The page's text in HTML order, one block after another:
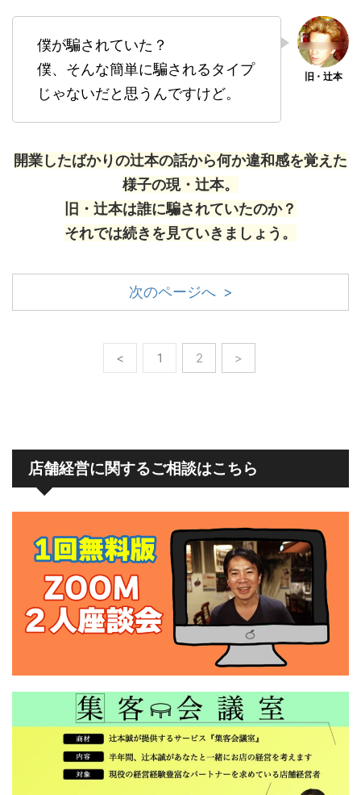
僕が騙されていた？
僕、そんな簡単に騙されるタイプ
じゃないだと思うんですけど。
開業したばかりの辻本の話から何か違和感を覚えた
様子の現・辻本。
旧・辻本は誰に騙されていたのか？
それでは続きを見ていきましょう。
次のページへ >
< 1 2 >
店舗経営に関するご相談はこちら